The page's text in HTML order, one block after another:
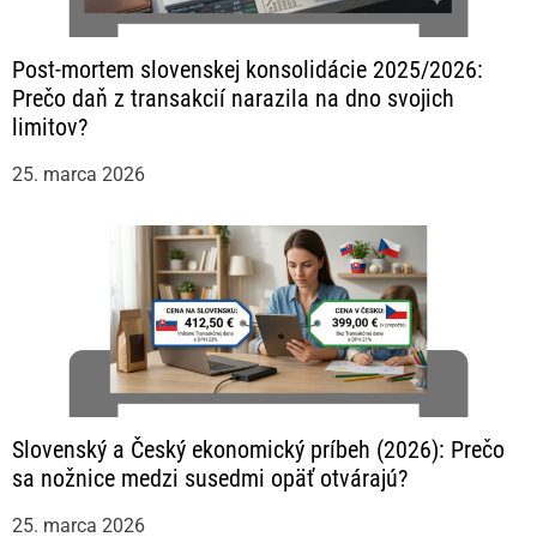
Post-mortem slovenskej konsolidácie 2025/2026:
Prečo daň z transakcií narazila na dno svojich
limitov?
25. marca 2026
Slovenský a Český ekonomický príbeh (2026): Prečo
sa nožnice medzi susedmi opäť otvárajú?
25. marca 2026